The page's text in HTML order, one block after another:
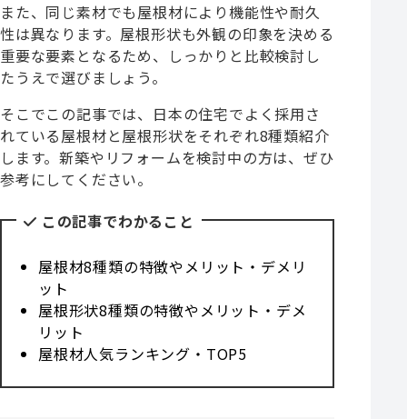
また、同じ素材でも屋根材により機能性や耐久
性は異なります。屋根形状も外観の印象を決める
重要な要素となるため、しっかりと比較検討し
たうえで選びましょう。
そこでこの記事では、日本の住宅でよく採用さ
れている屋根材と屋根形状をそれぞれ8種類紹介
します。新築やリフォームを検討中の方は、ぜひ
参考にしてください。
この記事でわかること
屋根材8種類の特徴やメリット・デメリ
ット
屋根形状8種類の特徴やメリット・デメ
リット
屋根材人気ランキング・TOP5